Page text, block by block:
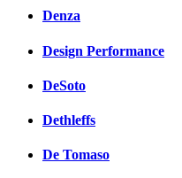
Denza
Design Performance
DeSoto
Dethleffs
De Tomaso